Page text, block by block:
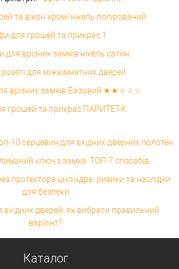
та вікон хром/нікель полірований
для грошей та прикрас 1
для врізних замків нікель сатин
для міжкімнатних дверей
врізних замків Базовий ★★☆☆☆
грошей та прикрас ПАРИТЕТ-К
10 серцевин для вхідних дверних полотен
ключ з замка: ТОП-7 способів
протектора циліндра: ризики та наслідки
для безпеки
вхідних дверей: як вибрати правильний
варіант?
Каталог